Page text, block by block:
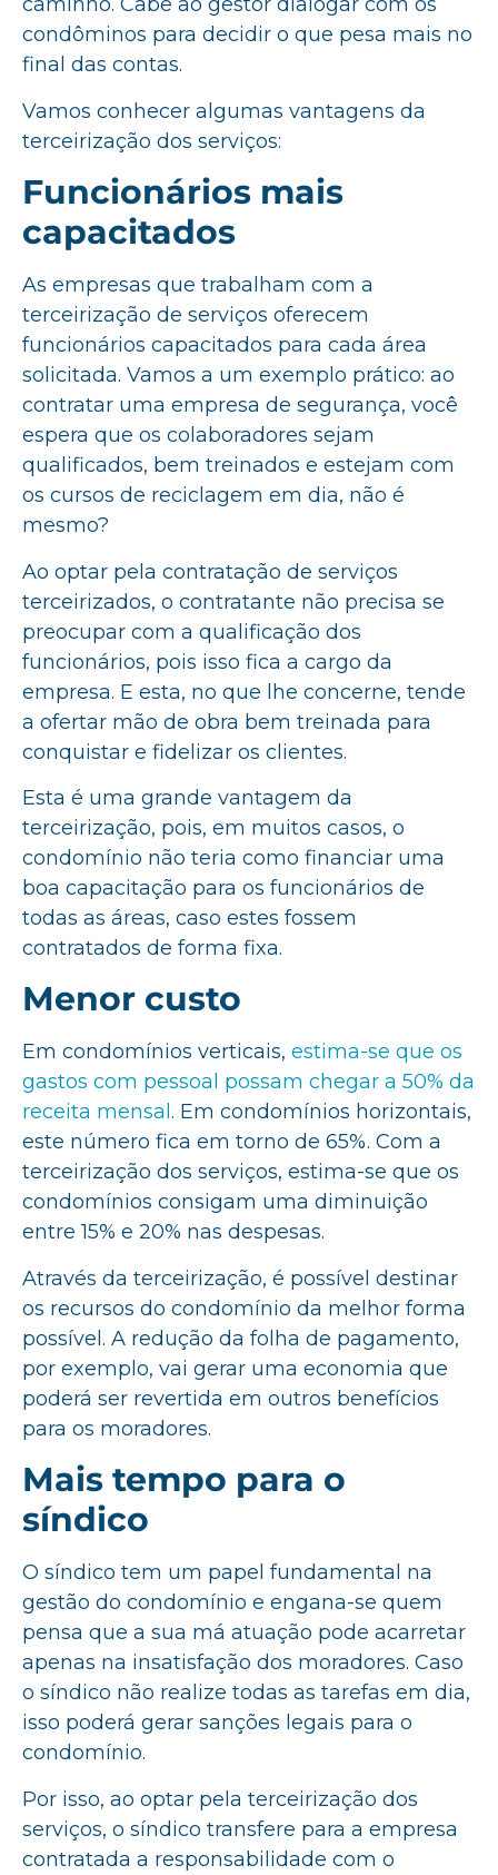
caminho. Cabe ao gestor dialogar com os
condôminos para decidir o que pesa mais no
final das contas.
Vamos conhecer algumas vantagens da
terceirização dos serviços:
Funcionários mais
capacitados
As empresas que trabalham com a
terceirização de serviços oferecem
funcionários capacitados para cada área
solicitada. Vamos a um exemplo prático: ao
contratar uma empresa de segurança, você
espera que os colaboradores sejam
qualificados, bem treinados e estejam com
os cursos de reciclagem em dia, não é
mesmo?
Ao optar pela contratação de serviços
terceirizados, o contratante não precisa se
preocupar com a qualificação dos
funcionários, pois isso fica a cargo da
empresa. E esta, no que lhe concerne, tende
a ofertar mão de obra bem treinada para
conquistar e fidelizar os clientes.
Esta é uma grande vantagem da
terceirização, pois, em muitos casos, o
condomínio não teria como financiar uma
boa capacitação para os funcionários de
todas as áreas, caso estes fossem
contratados de forma fixa.
Menor custo
Em condomínios verticais, estima-se que os
gastos com pessoal possam chegar a 50% da
receita mensal . Em condomínios horizontais,
este número fica em torno de 65%. Com a
terceirização dos serviços, estima-se que os
condomínios consigam uma diminuição
entre 15% e 20% nas despesas.
Através da terceirização, é possível destinar
os recursos do condomínio da melhor forma
possível. A redução da folha de pagamento,
por exemplo, vai gerar uma economia que
poderá ser revertida em outros benefícios
para os moradores.
Mais tempo para o
síndico
O síndico tem um papel fundamental na
gestão do condomínio e engana-se quem
pensa que a sua má atuação pode acarretar
apenas na insatisfação dos moradores. Caso
o síndico não realize todas as tarefas em dia,
isso poderá gerar sanções legais para o
condomínio.
Por isso, ao optar pela terceirização dos
serviços, o síndico transfere para a empresa
contratada a responsabilidade com o